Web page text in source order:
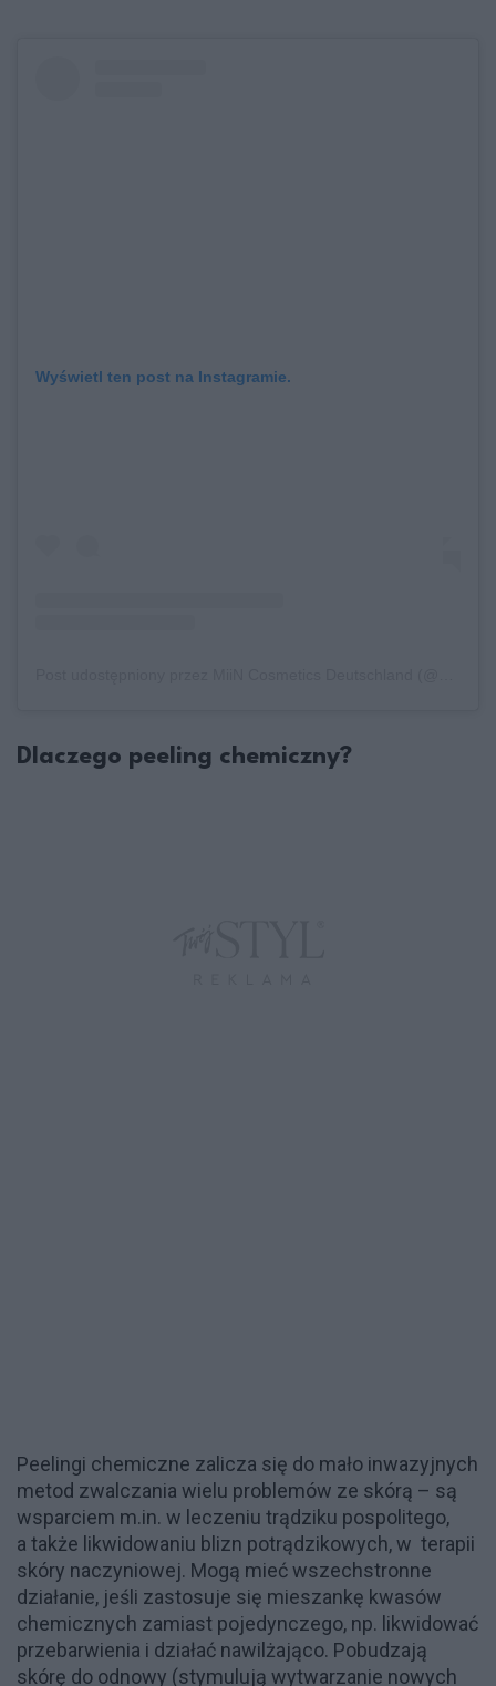
Wyświetl ten post na Instagramie.
Dlaczego peeling chemiczny?
Peelingi chemiczne zalicza się do mało inwazyjnych
metod zwalczania wielu problemów ze skórą – są
wsparciem m.in. w leczeniu trądziku pospolitego,
a także likwidowaniu blizn potrądzikowych, w terapii
skóry naczyniowej. Mogą mieć wszechstronne
działanie, jeśli zastosuje się mieszankę kwasów
chemicznych zamiast pojedynczego, np. likwidować
przebarwienia i działać nawilżająco. Pobudzają
skórę do odnowy (stymulują wytwarzanie nowych